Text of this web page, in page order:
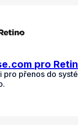
pro
přenos do